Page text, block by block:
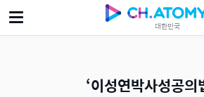
대한민국
이성연박사성공의